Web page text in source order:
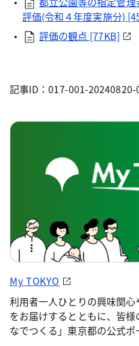
評価(令和４年度実施分)
評価の観点 [77KB]
記事ID：017-001-20240820-
My TOKYO
利用者一人ひとりの興味関
をお届けするとともに、皆
なでつくる」東京都の公式ポ